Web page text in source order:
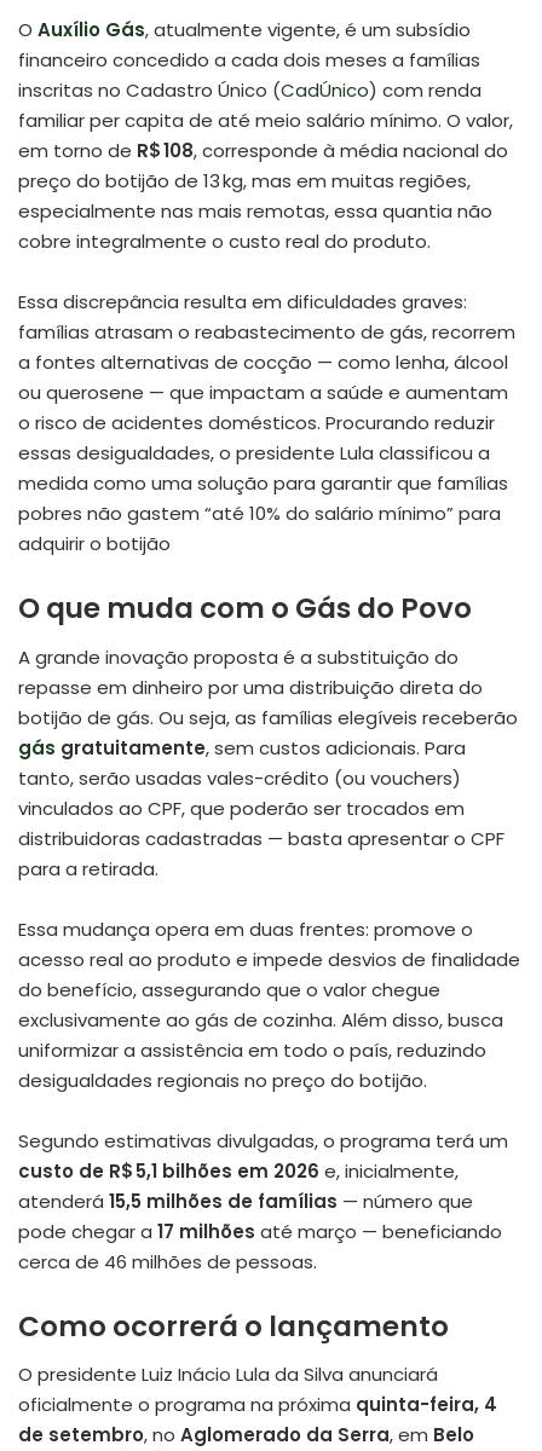
O Auxílio Gás, atualmente vigente, é um subsídio
financeiro concedido a cada dois meses a famílias
inscritas no Cadastro Único (CadÚnico) com renda
familiar per capita de até meio salário mínimo. O valor,
em torno de R$ 108, corresponde à média nacional do
preço do botijão de 13 kg, mas em muitas regiões,
especialmente nas mais remotas, essa quantia não
cobre integralmente o custo real do produto.
Essa discrepância resulta em dificuldades graves:
famílias atrasam o reabastecimento de gás, recorrem
a fontes alternativas de cocção — como lenha, álcool
ou querosene — que impactam a saúde e aumentam
o risco de acidentes domésticos. Procurando reduzir
essas desigualdades, o presidente Lula classificou a
medida como uma solução para garantir que famílias
pobres não gastem “até 10% do salário mínimo” para
adquirir o botijão
O que muda com o Gás do Povo
A grande inovação proposta é a substituição do
repasse em dinheiro por uma distribuição direta do
botijão de gás. Ou seja, as famílias elegíveis receberão
gás gratuitamente, sem custos adicionais. Para
tanto, serão usadas vales-crédito (ou vouchers)
vinculados ao CPF, que poderão ser trocados em
distribuidoras cadastradas — basta apresentar o CPF
para a retirada.
Essa mudança opera em duas frentes: promove o
acesso real ao produto e impede desvios de finalidade
do benefício, assegurando que o valor chegue
exclusivamente ao gás de cozinha. Além disso, busca
uniformizar a assistência em todo o país, reduzindo
desigualdades regionais no preço do botijão.
Segundo estimativas divulgadas, o programa terá um
custo de R$ 5,1 bilhões em 2026 e, inicialmente,
atenderá 15,5 milhões de famílias — número que
pode chegar a 17 milhões até março — beneficiando
cerca de 46 milhões de pessoas.
Como ocorrerá o lançamento
O presidente Luiz Inácio Lula da Silva anunciará
oficialmente o programa na próxima quinta-feira, 4
de setembro, no Aglomerado da Serra, em Belo